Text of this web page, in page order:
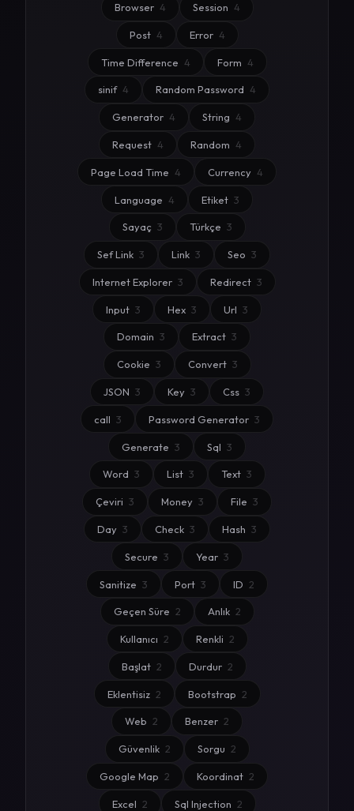
Browser 4 Session 4
Post 4 Error 4
Time Difference 4 Form 4
sinif 4 Random Password 4
Generator 4 String 4
Request 4 Random 4
Page Load Time 4 Currency 4
Language 4 Etiket 3
Sayaç 3 Türkçe 3
Sef Link 3 Link 3 Seo 3
Internet Explorer 3 Redirect 3
Input 3 Hex 3 Url 3
Domain 3 Extract 3
Cookie 3 Convert 3
JSON 3 Key 3 Css 3
call 3 Password Generator 3
Generate 3 Sql 3
Word 3 List 3 Text 3
Çeviri 3 Money 3 File 3
Day 3 Check 3 Hash 3
Secure 3 Year 3
Sanitize 3 Port 3 ID 2
Geçen Süre 2 Anlık 2
Kullanıcı 2 Renkli 2
Başlat 2 Durdur 2
Eklentisiz 2 Bootstrap 2
Web 2 Benzer 2
Güvenlik 2 Sorgu 2
Google Map 2 Koordinat 2
Excel 2 Sql Injection 2